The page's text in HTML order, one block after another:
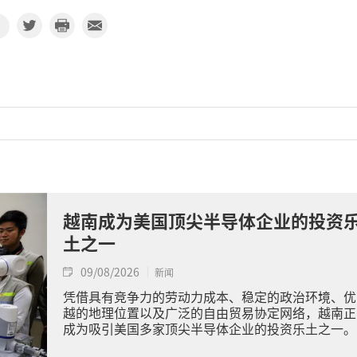
越南成为美国顶尖半导体企业的投资
土之一
09/08/2026 新闻
凭借具有竞争力的劳动力成本、稳定的政治环境、优
越的地理位置以及广泛的自由贸易协定网络，越南正
成为吸引美国多家顶尖半导体企业的投资乐土之一。